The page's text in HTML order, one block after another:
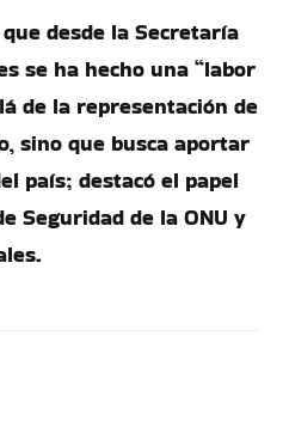
desde la Secretaría
se ha hecho una “labor
de la representación de
sino que busca aportar
país; destacó el papel
Seguridad de la ONU y